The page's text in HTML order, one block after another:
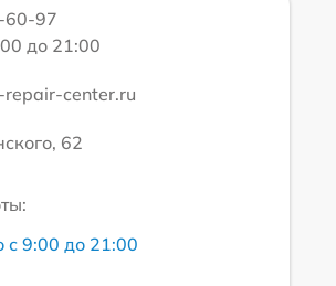
60-97
до 21:00
repair-center.ru
62
с 9:00 до 21:00